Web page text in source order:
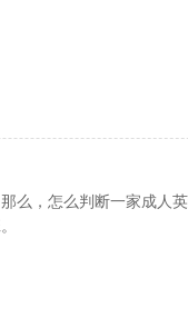
么，怎么判断一家成人